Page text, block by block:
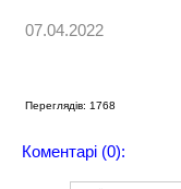
07.04.2022
Переглядів: 1768
Коментарі (0):